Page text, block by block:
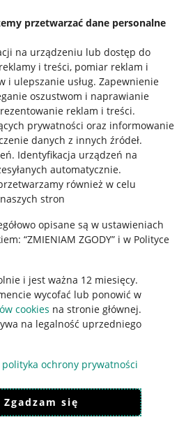
przetwarzać dane personalne
na urządzeniu lub dostęp do
i treści, pomiar reklam i
i ulepszanie usług. Zapewnienie
oszustwom i naprawianie
reklam i treści.
prywatności oraz informowanie
danych z innych źródeł.
. Identyfikacja urządzeń na
automatycznie.
również w celu
stron
opisane są w ustawieniach
“ZMIENIAM ZGODY” i w Polityce
i jest ważna 12 miesięcy.
wycofać lub ponowić w
cookies na stronie głównej.
na legalność uprzedniego
polityka ochrony prywatności
Zgadzam się
Cyfrowych